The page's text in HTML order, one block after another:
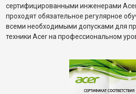
сертифицированными инженерами
проходят обязательное регулярное
всеми необходимыми допусками для
техники Acer на профессиональном